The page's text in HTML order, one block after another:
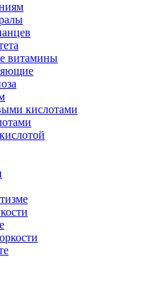
витамины
кислотами